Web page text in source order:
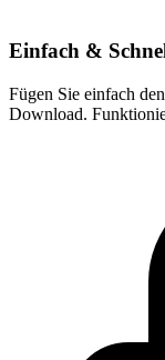
Einfach &
Fügen Sie einfach
Download.